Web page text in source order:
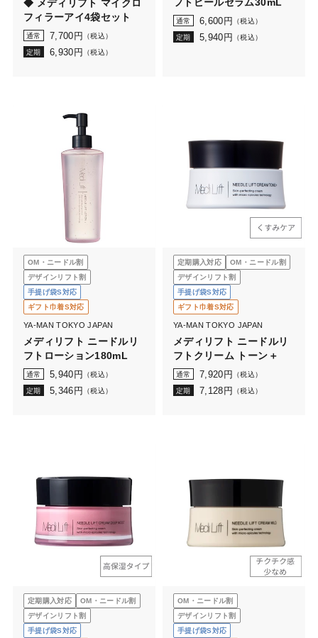
◆ メディリフト マイクロ
フィラーアイ4袋セット
通常 7,700 円 （税込）
定期 6,930 円 （税込）
通常 6,600 円 （税込）
定期 5,940 円 （税込）
OM・ニードル割
デザインリフト割
手提げ袋S対応
ギフト巾着S対応
YA-MAN TOKYO JAPAN
メディリフト ニードルリ
フトローション180mL
通常 5,940 円 （税込）
定期 5,346 円 （税込）
定期購入対応
OM・ニードル割
デザインリフト割
手提げ袋S対応
ギフト巾着S対応
YA-MAN TOKYO JAPAN
メディリフト ニードルリ
フトクリーム トーン＋
通常 7,920 円 （税込）
定期 7,128 円 （税込）
定期購入対応
OM・ニードル割
デザインリフト割
手提げ袋S対応
OM・ニードル割
デザインリフト割
手提げ袋S対応